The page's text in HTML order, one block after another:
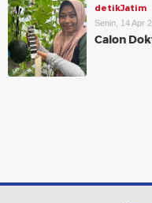
detikJatim
Senin, 14 Apr
Calon